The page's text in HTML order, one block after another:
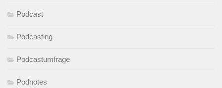
Podcast
Podcasting
Podcastumfrage
Podnotes